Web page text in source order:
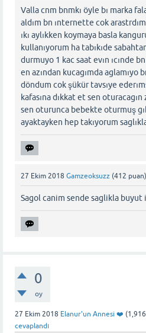
Valla cnm bnmkı öyle bı marka
aldım bn ınternette cok
ıkı aylıkken koymaya basla
kullanıyorum ha tabıkıde
durmuyo 1 kac saat evın ıcınde
en azından kucagımda aglamıyo
döndum cok şükür tavsıye
kafasına dıkkat et sen
sen oturunca bebekte oturmuş
ayaktayken hep takıyorum
27 Ekim 2018 Gamzeoksuzz (412 puan)
Sagol canim sende saglikla buyut
0
oy
27 Ekim 2018 Elanur'un Annesi ❤️ (1,916
cevaplandı